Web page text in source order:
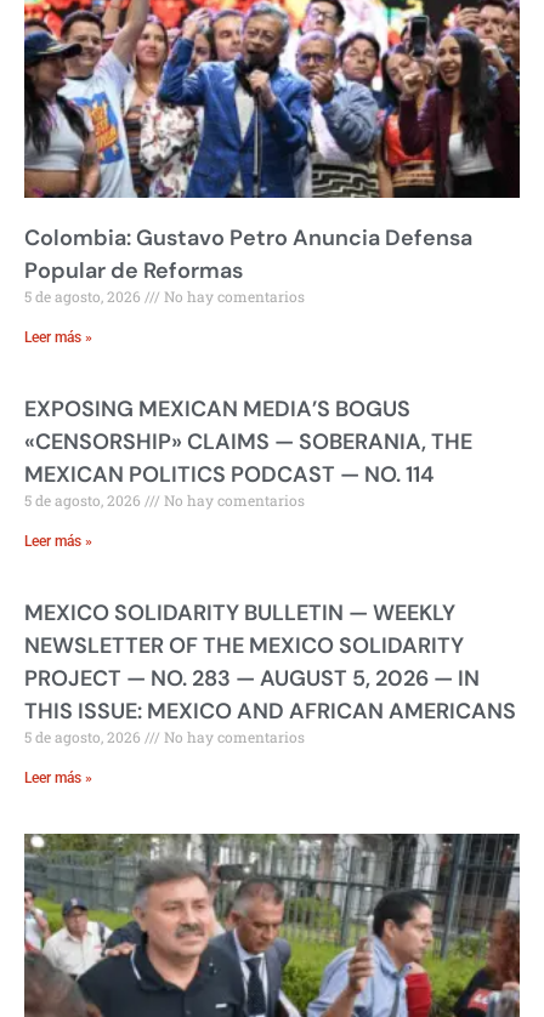
Colombia: Gustavo Petro Anuncia Defensa
Popular de Reformas
5 de agosto, 2026 No hay comentarios
Leer más »
EXPOSING MEXICAN MEDIA’S BOGUS
«CENSORSHIP» CLAIMS — SOBERANIA, THE
MEXICAN POLITICS PODCAST — NO. 114
5 de agosto, 2026 No hay comentarios
Leer más »
MEXICO SOLIDARITY BULLETIN — WEEKLY
NEWSLETTER OF THE MEXICO SOLIDARITY
PROJECT — NO. 283 — AUGUST 5, 2026 — IN
THIS ISSUE: MEXICO AND AFRICAN AMERICANS
5 de agosto, 2026 No hay comentarios
Leer más »